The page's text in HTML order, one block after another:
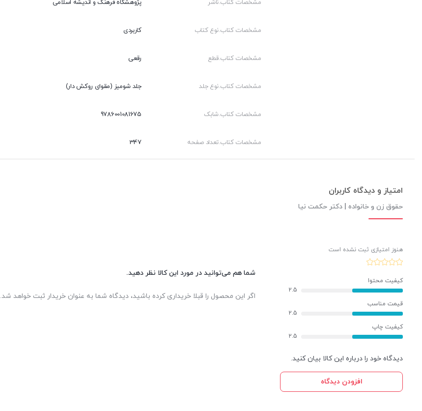
مشخصات کتاب.ناشر پژوهشگاه فرهنگ و اندیشه اسلامی
مشخصات کتاب.نوع کتاب کاربردی
مشخصات کتاب.قطع رقعی
مشخصات کتاب.نوع جلد جلد شومیز (مقوای روکش دار)
مشخصات کتاب.شابک 9786001081675
مشخصات کتاب.تعداد صفحه 347
امتیاز و دیدگاه کاربران
حقوق زن و خانواده | دکتر حکمت نیا
هنوز امتیازی ثبت نشده است
کیفیت محتوا
2.5
قیمت مناسب
2.5
کیفیت چاپ
2.5
دیدگاه خود را درباره این کالا بیان کنید.
افزودن دیدگاه
شما هم می‌توانید در مورد این کالا نظر دهید.
اگر این محصول را قبلا خریداری کرده باشید، دیدگاه شما به عنوان خریدار ثبت خواهد شد.